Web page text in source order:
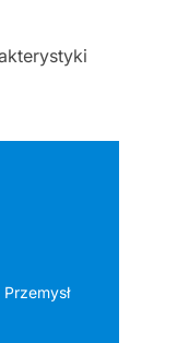
Przemysł